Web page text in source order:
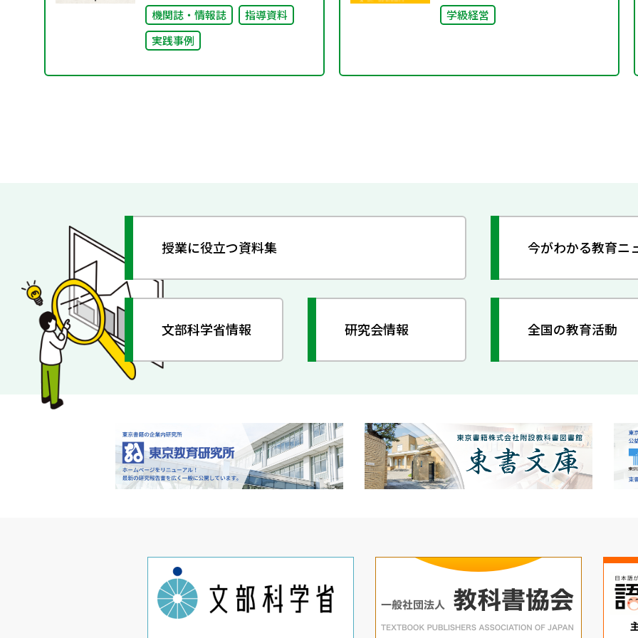
機関誌・情報誌
指導資料
実践事例
学級経営
授業に役立つ資料集 今がわかる教育ニ
文部科学省情報 研究会情報 全国の教育活動